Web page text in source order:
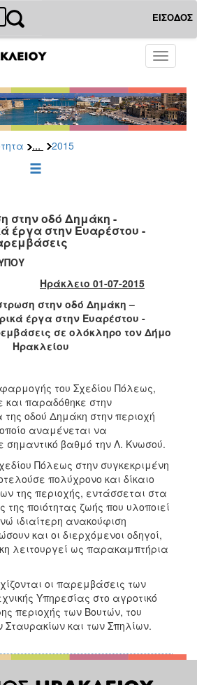
ΕΙΣΟΔΟΣ
Toggle
... 2015
στην οδό Δημάκη -
έργα στην Ευαρέστου -
Ηράκλειο 01-07-2015
στην οδό Δημάκη –
έργα στην Ευαρέστου -
σε ολόκληρο τον Δήμο
Ηρακλείου
του Σχεδίου Πόλεως,
παραδόθηκε στην
οδού Δημάκη στην περιοχή
αναμένεται να
βαθμό την Λ. Κνωσού.
Πόλεως στην συγκεκριμένη
πολύχρονο και δίκαιο
της περιοχής, εντάσσεται στα
ποιότητας ζωής που υλοποιεί
ιδιαίτερη ανακούφιση
και οι διερχόμενοι οδηγοί,
λειτουργεί ως παρακαμπτήρια
οι παρεμβάσεις των
Υπηρεσίας στο αγροτικό
περιοχής των Βουτών, του
και των Σπηλίων.